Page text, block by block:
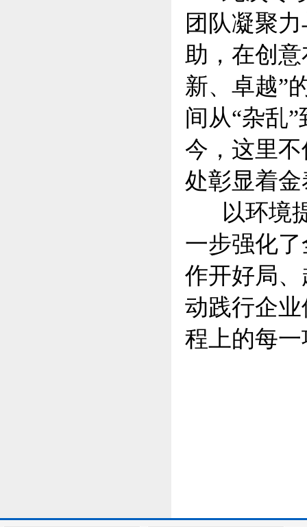
团队凝聚
助，在创
新、卓越”
间从“杂乱
今，这里
处彰显着
以环境提
一步强化
作开好局
动践行企
程上的每